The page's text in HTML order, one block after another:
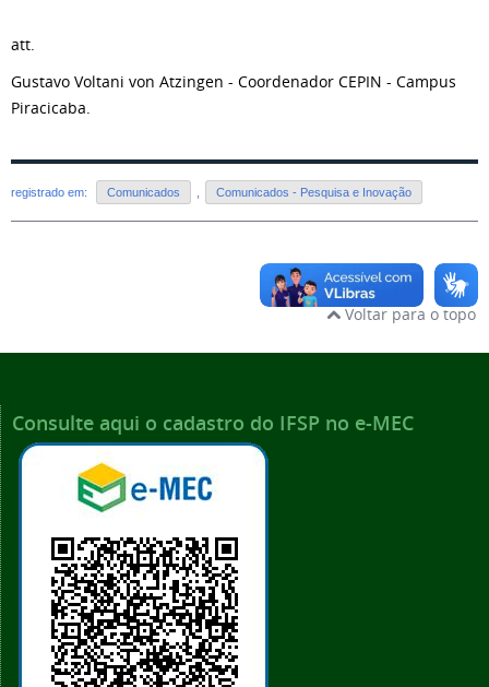
att.
Gustavo Voltani von Atzingen - Coordenador CEPIN - Campus
Piracicaba.
registrado em: Comunicados Comunicados - Pesquisa e Inovação
Voltar para o topo
Consulte aqui o cadastro do IFSP no e-MEC